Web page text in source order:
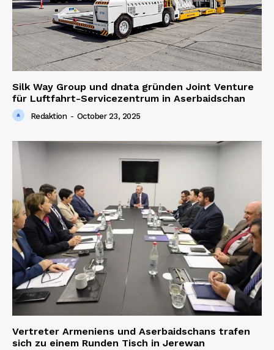
Silk Way Group und dnata gründen Joint Venture
für Luftfahrt-Servicezentrum in Aserbaidschan
Redaktion - October 23, 2025
Vertreter Armeniens und Aserbaidschans trafen
sich zu einem Runden Tisch in Jerewan